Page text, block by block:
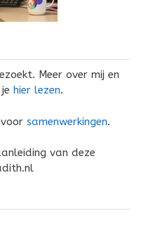
Meer over mij en
hier lezen.
samenwerkingen.
van deze